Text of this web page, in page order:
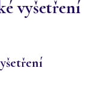
vyšetření